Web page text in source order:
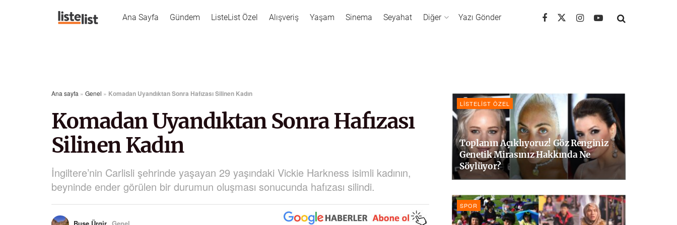
Ana Sayfa Gündem ListeList Özel Alışveriş Yaşam Sinema Seyahat Diğer Yazı Gönder
Ana sayfa » Genel » Komadan Uyandıktan Sonra Hafızası Silinen Kadın
Komadan Uyandıktan Sonra Hafızası
Silinen Kadın
İngiltere’nin Carlisli şehrinde yaşayan 29 yaşındaki Vickie Harkness isimli kadının,
beyninde ender görülen bir durumun oluşması sonucunda hafızası silindi.
LISTELIST ÖZEL
Toplanın Açıklıyoruz! Göz Renginiz
Genetik Mirasınız Hakkında Ne
Söylüyor?
SPOR